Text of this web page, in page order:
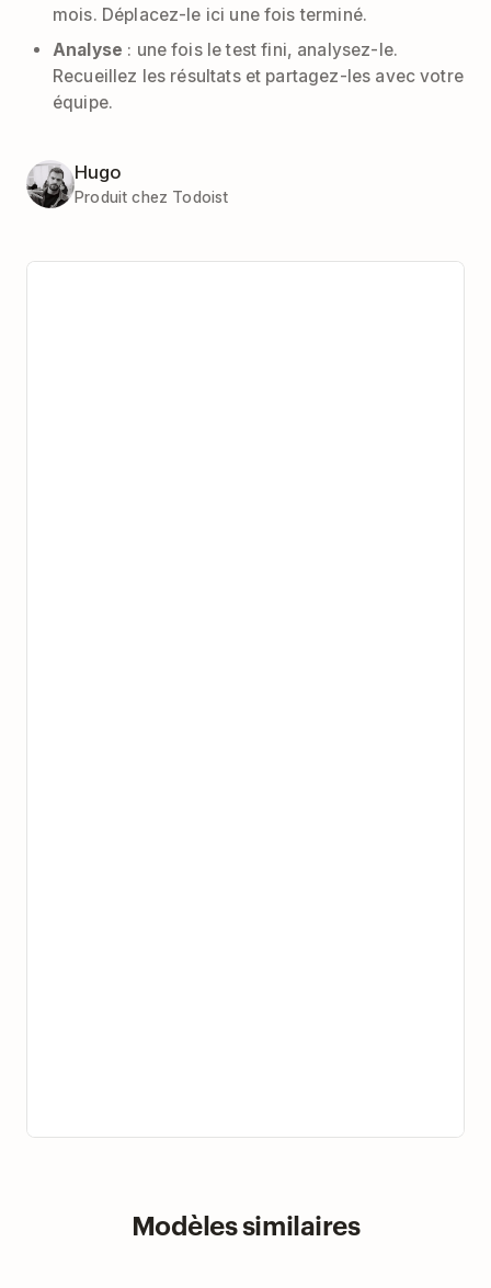
mois. Déplacez-le ici une fois terminé.
Analyse : une fois le test fini, analysez-le.
Recueillez les résultats et partagez-les avec votre
équipe.
Hugo
Produit chez Todoist
Modèles similaires